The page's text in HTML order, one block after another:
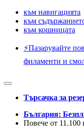
към навигацията
към
към кошницата
⚡️Пазарувайте
филаменти и
Търсачка за
България:
Повече от 11.100